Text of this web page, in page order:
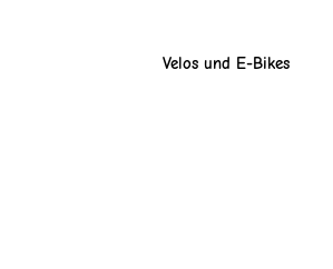
Velos und E-Bikes